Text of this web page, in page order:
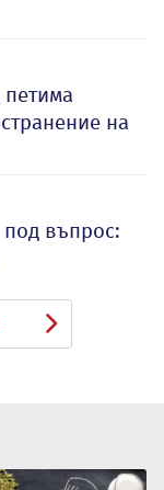
петима
на
въпрос: